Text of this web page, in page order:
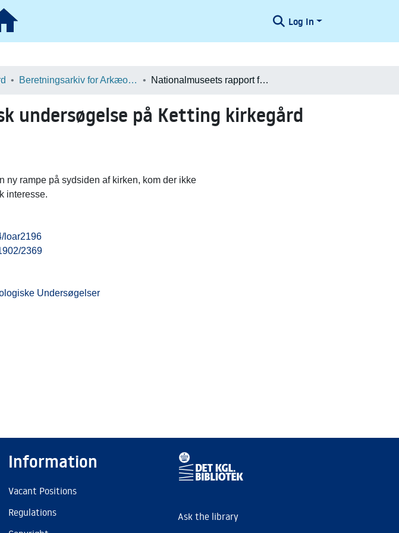
Log In
Beretningsarkiv for Arkæologiske Undersøgelser Nationalmuseets rapport fra arkæologisk undersøgelse på Ketting kirkegård 2015
undersøgelse på Ketting kirkegård
ny rampe på sydsiden af kirken, kom der ikke
interesse.
loar2196
2369
Undersøgelser
Information
Vacant Positions
Regulations
Ask the library